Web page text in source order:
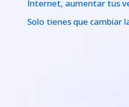
Internet, aumentar tus
Solo tienes que cambiar